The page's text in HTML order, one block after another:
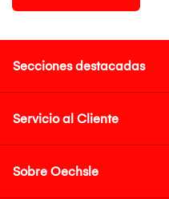
Secciones destacadas
Servicio al Cliente
Sobre Oechsle